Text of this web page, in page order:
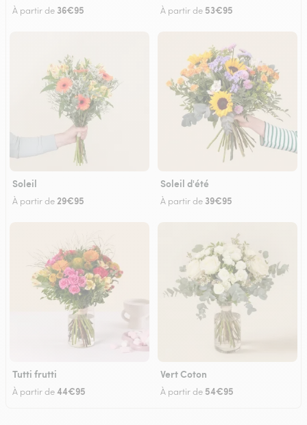
À partir de 36€95 À partir de 53€95
Soleil
À partir de 29€95
Soleil d'été
À partir de 39€95
Tutti frutti
À partir de44€95
Vert Coton
À partir de 54€95